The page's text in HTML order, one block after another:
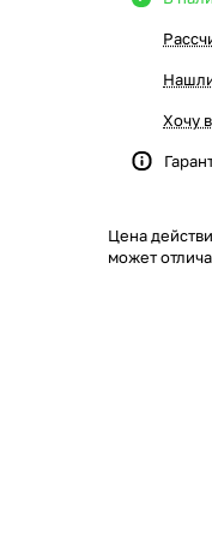
Хочу
Цена
может